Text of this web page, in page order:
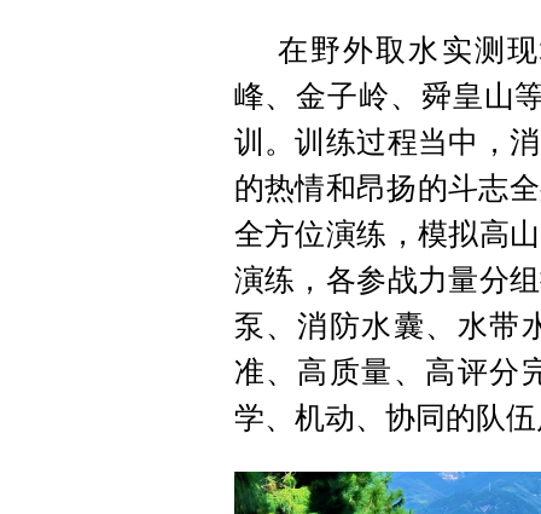
在野外取水实测
峰、金子岭、舜皇山
训。训练过程当中，
的热情和昂扬的斗志
全方位演练，模拟高
演练，各参战力量分
泵、消防水囊、水带
准、高质量、高评分
学、机动、协同的队